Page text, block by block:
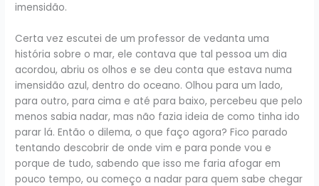
imensidão.
Certa vez escutei de um professor de vedanta uma
história sobre o mar, ele contava que tal pessoa um dia
acordou, abriu os olhos e se deu conta que estava numa
imensidão azul, dentro do oceano. Olhou para um lado,
para outro, para cima e até para baixo, percebeu que pelo
menos sabia nadar, mas não fazia ideia de como tinha ido
parar lá. Então o dilema, o que faço agora? Fico parado
tentando descobrir de onde vim e para ponde vou e
porque de tudo, sabendo que isso me faria afogar em
pouco tempo, ou começo a nadar para quem sabe chegar